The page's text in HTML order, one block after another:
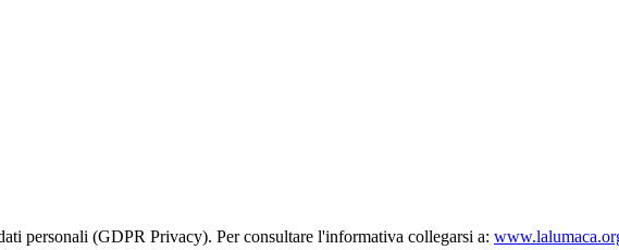
personali (GDPR Privacy). Per consultare l'informativa collegarsi a: